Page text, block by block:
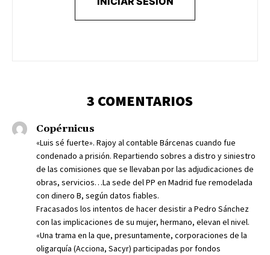
3 COMENTARIOS
Copérnicus
«Luis sé fuerte». Rajoy al contable Bárcenas cuando fue
condenado a prisión. Repartiendo sobres a distro y siniestro
de las comisiones que se llevaban por las adjudicaciones de
obras, servicios…La sede del PP en Madrid fue remodelada
con dinero B, según datos fiables.
Fracasados los intentos de hacer desistir a Pedro Sánchez
con las implicaciones de su mujer, hermano, elevan el nivel.
«Una trama en la que, presuntamente, corporaciones de la
oligarquía (Acciona, Sacyr) participadas por fondos